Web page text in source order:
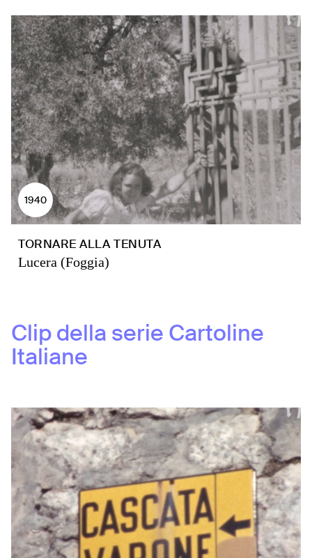
1940
TORNARE ALLA TENUTA
Lucera (Foggia)
Clip della serie Cartoline
Italiane